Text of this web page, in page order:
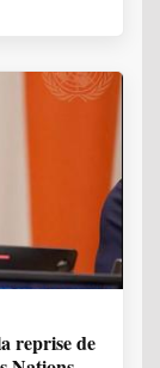
reprise de